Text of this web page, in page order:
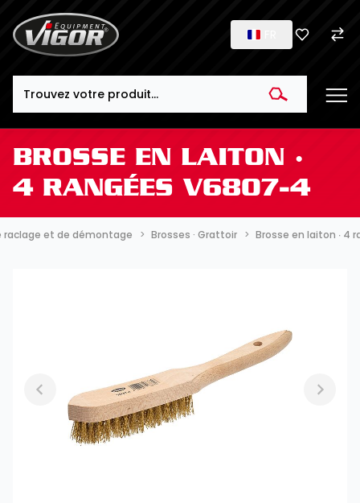
BROSSE EN LAITON ∙
4 RANGÉES V6807-4
raclage et de démontage Brosses · Grattoir Brosse en laiton ∙ 4